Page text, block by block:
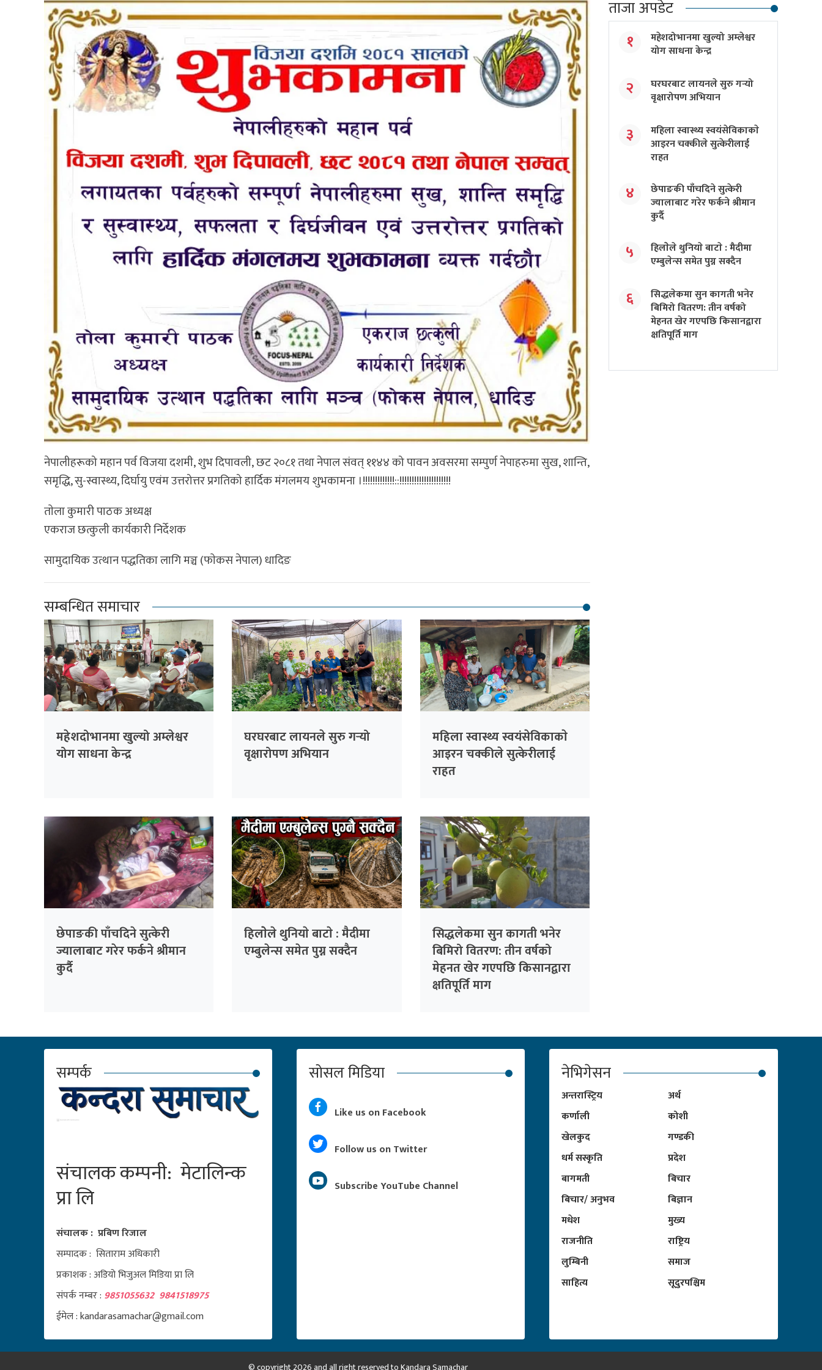
नेपालीहरूको महान पर्व विजया दशमी, शुभ दिपावली, छट २०८१ तथा नेपाल संवत् ११४४ को पावन अवसरमा सम्पुर्ण नेपाहरुमा सुख, शान्ति,
समृद्धि, सु-स्वास्थ्य, दिर्घायु एवंम उत्तरोत्तर प्रगतिको हार्दिक मंगलमय शुभकामना ।!!!!!!!!!!!!!::!!!!!!!!!!!!!!!!!!!!!
ताेला कुमारी पाठक अध्यक्ष
एकराज छत्कुली कार्यकारी निर्देशक
सामुदायिक उत्थान पद्धतिका लागि मञ्च (फाेकस नेपाल) धादिङ
सम्बन्धित समाचार
महेशदोभानमा खुल्यो अम्लेश्वर
योग साधना केन्द्र
घरघरबाट लायनले सुरु गर्‍यो
वृक्षारोपण अभियान
महिला स्वास्थ्य स्वयंसेविकाकाे
आइरन चक्कीले सुत्केरीलाई
राहत
छेपाङकी पाँचदिने सुत्केरी
ज्यालाबाट गरेर फर्कने श्रीमान
कुर्दै
हिलाेेले थुनियाे बाटाे : मैदीमा
एम्बुलेन्स समेत पुग्न सक्दैन
सिद्धलेकमा सुन कागती भनेर
बिमिरो वितरण: तीन वर्षको
मेहनत खेर गएपछि किसानद्वारा
क्षतिपूर्ति माग
ताजा अपडेट
१
महेशदोभानमा खुल्यो अम्लेश्वर
योग साधना केन्द्र
२
घरघरबाट लायनले सुरु गर्‍यो
वृक्षारोपण अभियान
३
महिला स्वास्थ्य स्वयंसेविकाकाे
आइरन चक्कीले सुत्केरीलाई
राहत
४
छेपाङकी पाँचदिने सुत्केरी
ज्यालाबाट गरेर फर्कने श्रीमान
कुर्दै
५
हिलाेेले थुनियाे बाटाे : मैदीमा
एम्बुलेन्स समेत पुग्न सक्दैन
६
सिद्धलेकमा सुन कागती भनेर
बिमिरो वितरण: तीन वर्षको
मेहनत खेर गएपछि किसानद्वारा
क्षतिपूर्ति माग
सम्पर्क
संचालक कम्पनी: मेटालिन्क
प्रा लि
संचालक : प्रबिण रिजाल
सम्पादक : सिताराम अधिकारी
प्रकाशक : अडियो भिजुअल मिडिया प्रा लि
संपर्क नम्बर : 9851055632 9841518975
ईमेल : kandarasamachar@gmail.com
सोसल मिडिया
Like us on Facebook
Follow us on Twitter
Subscribe YouTube Channel
नेभिगेसन
अन्तरास्ट्रिय
अर्थ
कर्णाली
कोशी
खेलकुद
गण्डकी
धर्म सस्कृति
प्रदेश
बागमती
बिचार
बिचार/ अनुभव
बिज्ञान
मधेश
मुख्य
राजनीति
राष्ट्रिय
लुम्बिनी
समाज
साहित्य
सूदुरपश्चिम